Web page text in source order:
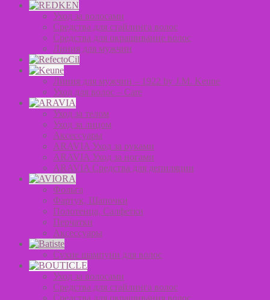
Уход за волосами
Средства для стайлинга волос
Средства для окрашивание волос
Линия для мужчин
Линия для мужчин – 1922 by J.M. Keune
Уход для волос – Сare
Уход за телом
Уход за лицом
Аксессуары
ARAVIA Уход за руками
ARAVIA Уход за ногами
ARAVIA Средства для депиляции
Фольга
Фартук, Шапочки
Полотенца, Салфетки
Перчатки
Аксессуары
Сухие шампуни для волос
Уход за волосами
Средства для стайлинга волос
Средства для окрашивания волос